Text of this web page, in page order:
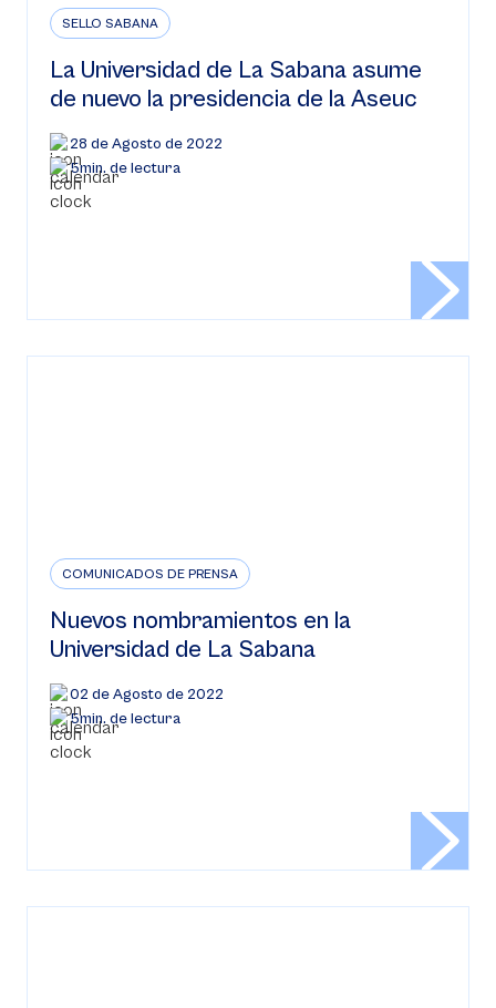
SELLO SABANA
La Universidad de La Sabana asume
de nuevo la presidencia de la Aseuc
28 de Agosto de 2022
5min. de lectura
COMUNICADOS DE PRENSA
Nuevos nombramientos en la
Universidad de La Sabana
02 de Agosto de 2022
5min. de lectura